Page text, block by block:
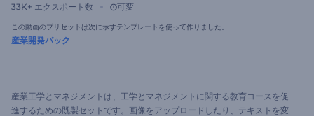
33K+ エクスポート数 可変
この動画のプリセットは次に示すテンプレートを使って作りました。
産業開発パック
産業工学とマネジメントは、工学とマネジメントに関する教育コースを促
進するための既製セットです。画像をアップロードしたり、テキストを変